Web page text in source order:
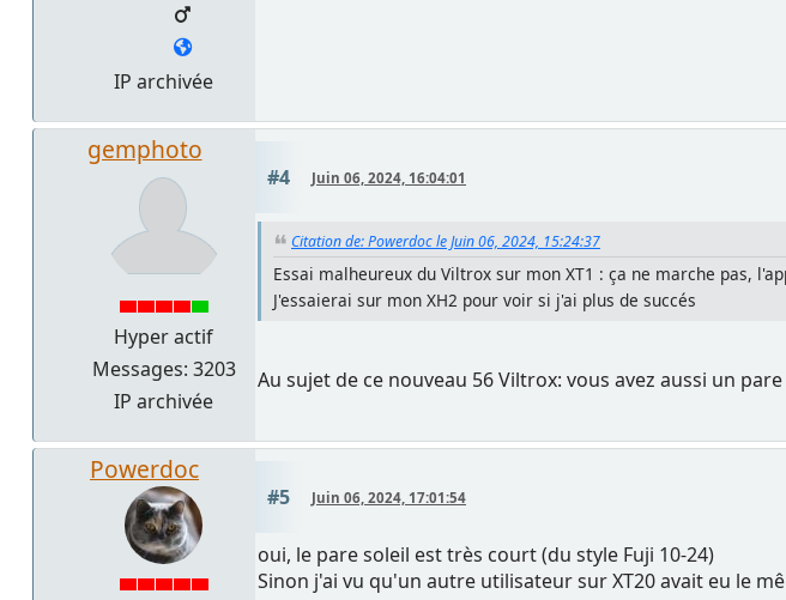
IP archivée
gemphoto
Hyper actif
Messages: 3203
IP archivée
#4 Juin 06, 2024, 16:04:01
Citation de: Powerdoc le Juin 06, 2024, 15:24:37
Essai malheureux du Viltrox sur mon XT1 : ça ne marche pas,
J'essaierai sur mon XH2 pour voir si j'ai plus de succés
Au sujet de ce nouveau 56 Viltrox: vous avez aussi un
Powerdoc
#5 Juin 06, 2024, 17:01:54
oui, le pare soleil est très court (du style Fuji 10-24)
Sinon j'ai vu qu'un autre utilisateur sur XT20 avait eu le